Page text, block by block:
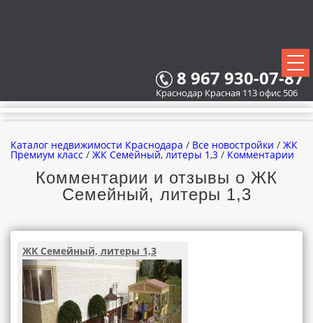
8 967 930-07-87
Краснодар Красная 113 офис 506
ВСЕ НОВОСТРОЙКИ
КАРТА НОВОСТРОЕК
ЗАСТРОЙЩИКИ
ВСЕ КОТТЕДЖНЫЕ ПОСЕЛКИ
Каталог недвижимости Краснодара / Все новостройки / ЖК
Премиум класс / ЖК Семейный, литеры 1,3 / Комментарии
Комментарии и отзывы о ЖК
Семейный, литеры 1,3
ЖК Семейный, литеры 1,3